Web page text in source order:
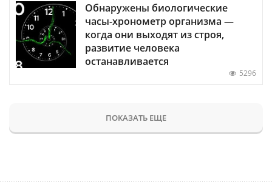
Обнаружены биологические
часы-хронометр организма —
когда они выходят из строя,
развитие человека
останавливается
5296
ПОКАЗАТЬ ЕЩЕ